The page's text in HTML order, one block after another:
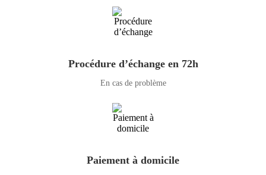
Procédure d’échange en 72h
En cas de problème
Paiement à domicile